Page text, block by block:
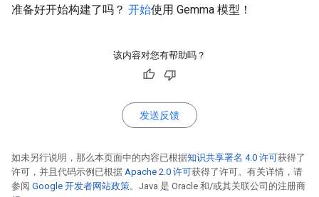
准备好开始构建了吗？ 开始使用 Gemma 模型！
该内容对您有帮助吗？
发送反馈
如未另行说明，那么本页面中的内容已根据知识共享署名 4.0 许可获得了
许可，并且代码示例已根据 Apache 2.0 许可获得了许可。有关详情，请
参阅 Google 开发者网站政策。Java 是 Oracle 和/或其关联公司的注册商